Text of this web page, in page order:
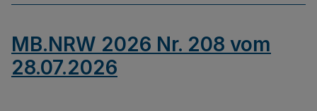
MB.NRW 2026 Nr. 208 vom
28.07.2026